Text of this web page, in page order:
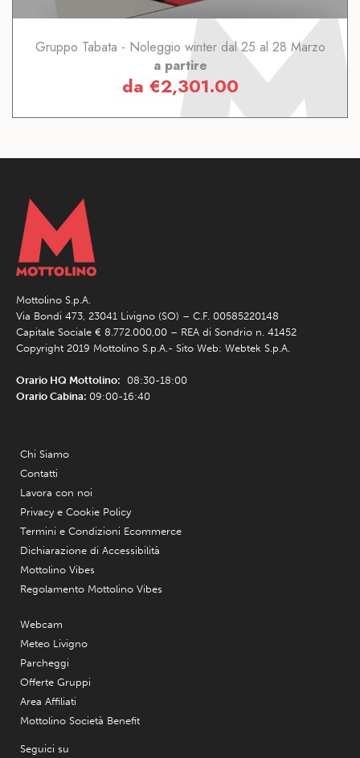
Gruppo Tabata - Noleggio winter dal 25 al 28 Marzo
a partire
da €2,301.00
Mottolino S.p.A.
Via Bondi 473, 23041 Livigno (SO) – C.F. 00585220148
Capitale Sociale € 8.772.000,00 – REA di Sondrio n. 41452
Copyright 2019 Mottolino S.p.A.- Sito Web: Webtek S.p.A.
Orario HQ Mottolino: 08:30-18:00
Orario Cabina: 09:00-16:40
Chi Siamo
Contatti
Lavora con noi
Privacy e Cookie Policy
Termini e Condizioni Ecommerce
Dichiarazione di Accessibilità
Mottolino Vibes
Regolamento Mottolino Vibes
Webcam
Meteo Livigno
Parcheggi
Offerte Gruppi
Area Affiliati
Mottolino Società Benefit
Seguici su